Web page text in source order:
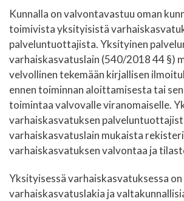
Kunnalla on valvontavastuu oman
toimivista yksityisistä
palveluntuottajista. Yksityinen
varhaiskasvatuslain (540/2018 44 §)
velvollinen tekemään kirjallisen
ennen toiminnan aloittamisesta tai
toimintaa valvovalle viranomaiselle.
varhaiskasvatuksen
varhaiskasvatuslain mukaista
varhaiskasvatuksen valvontaa ja
Yksityisessä varhaiskasvatuksessa
varhaiskasvatuslakia ja